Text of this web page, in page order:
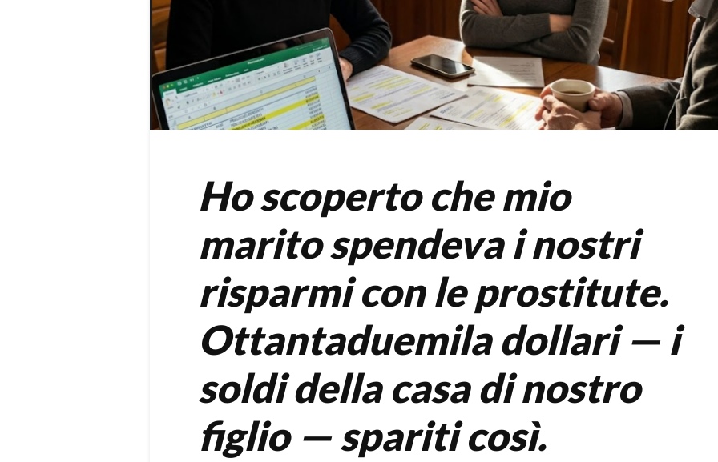
Ho scoperto che mio
marito spendeva i nostri
risparmi con le prostitute.
Ottantaduemila dollari — i
soldi della casa di nostro
figlio — spariti così.